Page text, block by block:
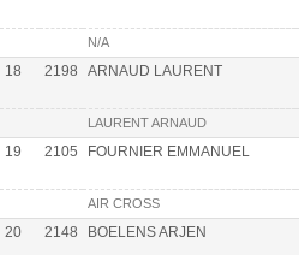
N/A
18 2198 ARNAUD LAURENT
LAURENT ARNAUD
19 2105 FOURNIER EMMANUEL
AIR CROSS
20 2148 BOELENS ARJEN